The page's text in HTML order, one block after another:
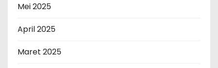
Mei 2025
April 2025
Maret 2025